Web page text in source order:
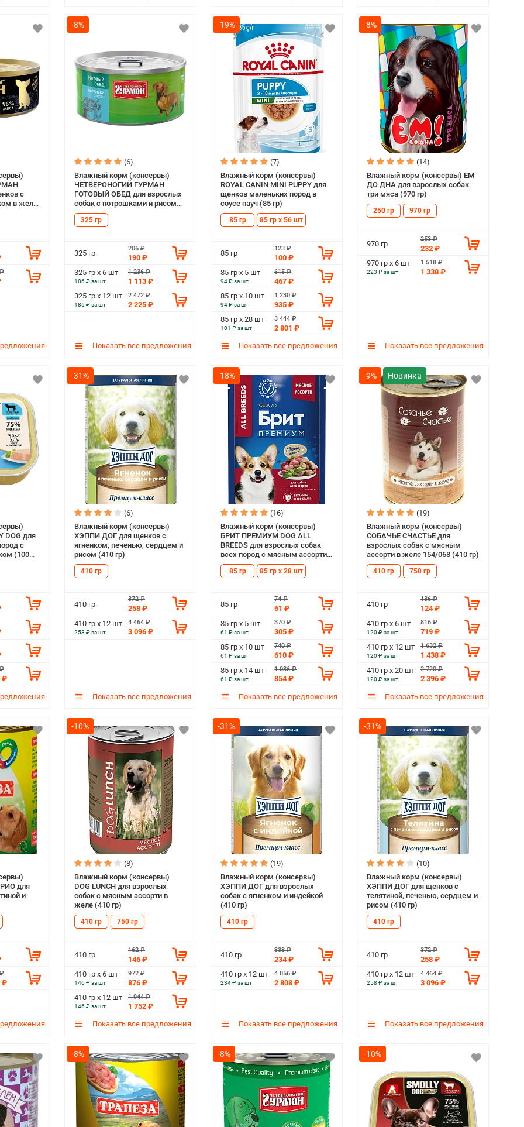
с
в желе
-8%
(6)
Влажный корм (консервы)
ЧЕТВЕРОНОГИЙ ГУРМАН
ГОТОВЫЙ ОБЕД для взрослых
собак с потрошками и рисом
(325 гр)
325 гр
325 гр
206 ₽
190 ₽
325 гр х 6 шт
186 ₽ за шт
1 236 ₽
1 113 ₽
325 гр х 12 шт
186 ₽ за шт
2 472 ₽
2 225 ₽
Показать все предложения
-19%
(7)
Влажный корм (консервы)
ROYAL CANIN MINI PUPPY для
щенков маленьких пород в
соусе пауч (85 гр)
85 гр 85 гр х 56 шт
85 гр
123 ₽
100 ₽
85 гр х 5 шт
94 ₽ за шт
615 ₽
467 ₽
85 гр х 10 шт
94 ₽ за шт
1 230 ₽
935 ₽
85 гр х 28 шт
101 ₽ за шт
3 444 ₽
2 801 ₽
Показать все предложения
-8%
(14)
Влажный корм (консервы) ЕМ
ДО ДНА для взрослых собак
три мяса (970 гр)
250 гр 970 гр
970 гр
253 ₽
232 ₽
970 гр х 6 шт
223 ₽ за шт
1 518 ₽
1 338 ₽
Показать все предложения
DOG для
с
(100
₽
-31%
(6)
Влажный корм (консервы)
ХЭППИ ДОГ для щенков с
ягненком, печенью, сердцем и
рисом (410 гр)
410 гр
410 гр
372 ₽
258 ₽
410 гр х 12 шт
258 ₽ за шт
4 464 ₽
3 096 ₽
Показать все предложения
-18%
(16)
Влажный корм (консервы)
БРИТ ПРЕМИУМ DOG ALL
BREEDS для взрослых собак
всех пород с мясным ассорти в
соусе пауч (85 гр)
85 гр 85 гр х 28 шт
85 гр
74 ₽
61 ₽
85 гр х 5 шт
61 ₽ за шт
370 ₽
305 ₽
85 гр х 10 шт
61 ₽ за шт
740 ₽
610 ₽
85 гр х 14 шт
61 ₽ за шт
1 036 ₽
854 ₽
Показать все предложения
-9%
(19)
Влажный корм (консервы)
СОБАЧЬЕ СЧАСТЬЕ для
взрослых собак с мясным
ассорти в желе 154/068 (410 гр)
410 гр 750 гр
410 гр
136 ₽
124 ₽
410 гр х 6 шт
120 ₽ за шт
816 ₽
719 ₽
410 гр х 12 шт
120 ₽ за шт
1 632 ₽
1 438 ₽
410 гр х 20 шт
120 ₽ за шт
2 720 ₽
2 396 ₽
Показать все предложения
для
и
₽
-10%
(8)
Влажный корм (консервы)
DOG LUNCH для взрослых
собак с мясным ассорти в
желе (410 гр)
410 гр 750 гр
410 гр
162 ₽
146 ₽
410 гр х 6 шт
146 ₽ за шт
972 ₽
876 ₽
410 гр х 12 шт
146 ₽ за шт
1 944 ₽
1 752 ₽
Показать все предложения
-31%
(19)
Влажный корм (консервы)
ХЭППИ ДОГ для взрослых
собак с ягненком и индейкой
(410 гр)
410 гр
410 гр
338 ₽
234 ₽
410 гр х 12 шт
234 ₽ за шт
4 056 ₽
2 808 ₽
Показать все предложения
-31%
(10)
Влажный корм (консервы)
ХЭППИ ДОГ для щенков с
телятиной, печенью, сердцем и
рисом (410 гр)
410 гр
410 гр
372 ₽
258 ₽
410 гр х 12 шт
258 ₽ за шт
4 464 ₽
3 096 ₽
Показать все предложения
-8% -8% -10%